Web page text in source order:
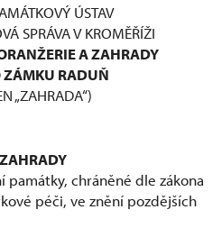
ÚSTAV
SPRÁVA V KROMĚŘÍŽI
A ZAHRADY
ZÁMKU RADUŇ
„ZAHRADA“)
památky, chráněné dle zákona
péči, ve znění pozdějších